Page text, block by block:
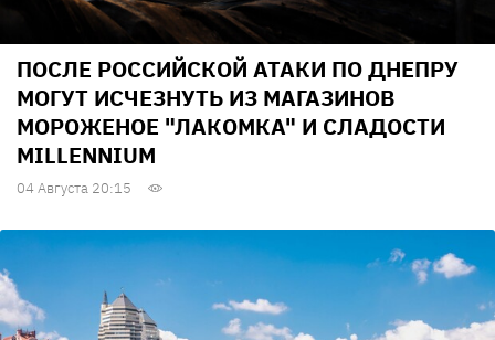
ПОСЛЕ РОССИЙСКОЙ АТАКИ ПО ДНЕПРУ
МОГУТ ИСЧЕЗНУТЬ ИЗ МАГАЗИНОВ
МОРОЖЕНОЕ "ЛАКОМКА" И СЛАДОСТИ
MILLENNIUM
04 Августа 20:15